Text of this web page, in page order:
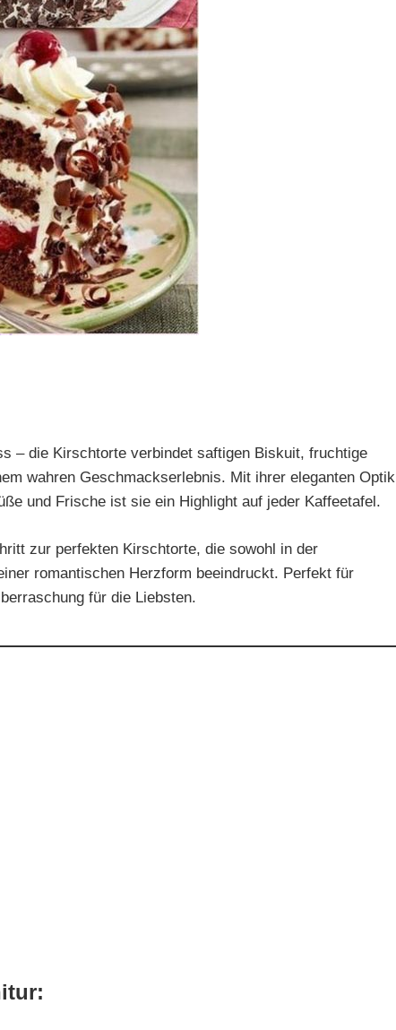
– die Kirschtorte verbindet saftigen Biskuit, fruchtige
wahren Geschmackserlebnis. Mit ihrer eleganten Optik
und Frische ist sie ein Highlight auf jeder Kaffeetafel.
zur perfekten Kirschtorte, die sowohl in der
romantischen Herzform beeindruckt. Perfekt für
für die Liebsten.